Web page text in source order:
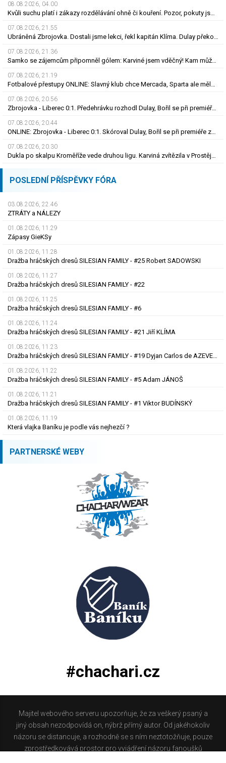
08.08.2026, 04.00
Kvůli suchu platí i zákazy rozdělávání ohně či kouření. Pozor, pokuty jsou obří
07.08.2026, 21.55
Ubráněná Zbrojovka. Dostali jsme lekci, řekl kapitán Klíma. Dulay překonal kamaráda
07.08.2026, 21.36
Samko se zájemcům připomněl gólem: Karviné jsem vděčný! Kam může odejít Štorman?
07.08.2026, 21.19
Fotbalové přestupy ONLINE: Slavný klub chce Mercada, Sparta ale měla nabídku odmítnout
07.08.2026, 20.56
Zbrojovka - Liberec 0:1. Předehrávku rozhodl Dulay, Bořil se při premiéře za Slovan zranil
07.08.2026, 20.44
ONLINE: Zbrojovka - Liberec 0:1. Skóroval Dulay, Bořil se při premiéře za Slovan zranil
07.08.2026, 20.30
Dukla po skalpu Kroměříže vede druhou ligu. Karviná zvítězila v Prostějově, remíza Ústí
POSLEDNÍ PŘÍSPĚVKY FÓRA
03.08.2026, 22.46
ZTRÁTY a NÁLEZY
01.08.2026, 11.29
Zápasy GieKSy
01.08.2026, 11.28
Dražba hráčských dresů SILESIAN FAMILY - #25 Robert SADOWSKI
01.08.2026, 11.27
Dražba hráčských dresů SILESIAN FAMILY - #22
01.08.2026, 11.25
Dražba hráčských dresů SILESIAN FAMILY - #6
01.08.2026, 11.24
Dražba hráčských dresů SILESIAN FAMILY - #21 Jiří KLÍMA
01.08.2026, 11.23
Dražba hráčských dresů SILESIAN FAMILY - #19 Dyjan Carlos de AZEVEDO
01.08.2026, 11.22
Dražba hráčských dresů SILESIAN FAMILY - #5 Adam JÁNOŠ
01.08.2026, 11.21
Dražba hráčských dresů SILESIAN FAMILY - #1 Viktor BUDÍNSKÝ
01.08.2026, 11.19
Která vlajka Baníku je podle vás nejhezčí ?
PARTNERSKÉ WEBY
#chachari.cz
Majitel webového serveru upozorňuje, že za veškerý psaný a
jiný obsah nezodpovídá on, nýbrž přímý autor. Od jakéhokoliv
názoru se distancuje, a rozhodně se s ním neztotožňuje, pouze
zprostředkovává prostor pro vyjádření názoru fanoušků